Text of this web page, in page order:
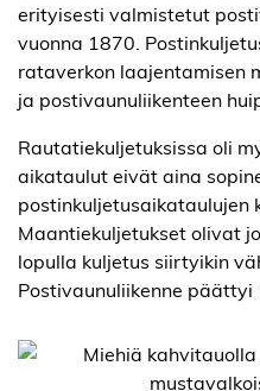
erityisesti valmistetut
vuonna 1870.
rataverkon laajentamisen
ja postivaunuliikenteen
Rautatiekuljetuksissa oli
aikataulut eivät aina
postinkuljetusaikataulujen
Maantiekuljetukset olivat
lopulla kuljetus siirtyikin
Postivaunuliikenne päättyi